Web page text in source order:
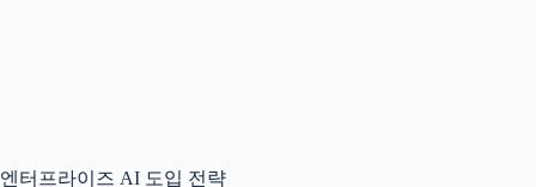
엔터프라이즈 AI 도입 전략